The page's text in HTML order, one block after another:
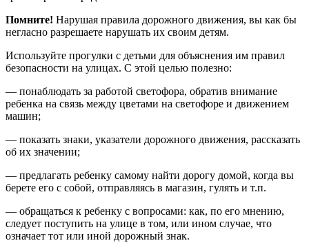
Помните! Нарушая правила дорожного движения, вы как бы
негласно разрешаете нарушать их своим детям.
Используйте прогулки с детьми для объяснения им правил
безопасности на улицах. С этой целью полезно:
— понаблюдать за работой светофора, обратив внимание
ребенка на связь между цветами на светофоре и движением
машин;
— показать знаки, указатели дорожного движения, рассказать
об их значении;
— предлагать ребенку самому найти дорогу домой, когда вы
берете его с собой, отправляясь в магазин, гулять и т.п.
— обращаться к ребенку с вопросами: как, по его мнению,
следует поступить на улице в том, или ином случае, что
означает тот или иной дорожный знак.